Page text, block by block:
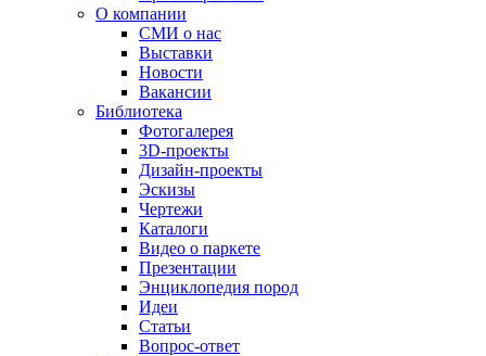
О компании
СМИ о нас
Выставки
Новости
Вакансии
Библиотека
Фотогалерея
3D-проекты
Дизайн-проекты
Эскизы
Чертежи
Каталоги
Видео о паркете
Презентации
Энциклопедия пород
Идеи
Статьи
Вопрос-ответ